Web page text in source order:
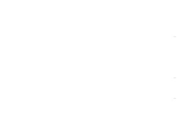
-
-
-